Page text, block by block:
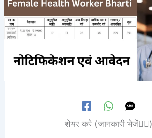
शेयर करे (जानकारी भेजें👆🏻)